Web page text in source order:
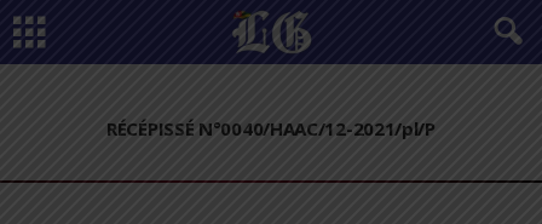
RÉCÉPISSÉ N°0040/HAAC/12-2021/pl/P